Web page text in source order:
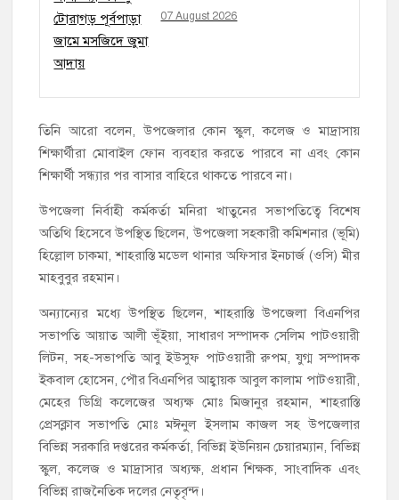
07 August 2026
তিনি আরো বলেন, উপজেলার কোন স্কুল, কলেজ ও মাদ্রাসায়
শিক্ষার্থীরা মোবাইল ফোন ব্যবহার করতে পারবে না এবং কোন
শিক্ষার্থী সন্ধ্যার পর বাসার বাহিরে থাকতে পারবে না।
উপজেলা নির্বাহী কর্মকর্তা মনিরা খাতুনের সভাপতিত্বে বিশেষ
অতিথি হিসেবে উপস্থিত ছিলেন, উপজেলা সহকারী কমিশনার (ভূমি)
হিল্লোল চাকমা, শাহরাস্তি মডেল থানার অফিসার ইনচার্জ (ওসি) মীর
মাহবুবুর রহমান।
অন্যান্যের মধ্যে উপস্থিত ছিলেন, শাহরাস্তি উপজেলা বিএনপির
সভাপতি আয়াত আলী ভূঁইয়া, সাধারণ সম্পাদক সেলিম পাটওয়ারী
লিটন, সহ-সভাপতি আবু ইউসুফ পাটওয়ারী রুপম, যুগ্ম সম্পাদক
ইকবাল হোসেন, পৌর বিএনপির আহ্বায়ক আবুল কালাম পাটওয়ারী,
মেহের ডিগ্রি কলেজের অধ্যক্ষ মোঃ মিজানুর রহমান, শাহরাস্তি
প্রেসক্লাব সভাপতি মোঃ মঈনুল ইসলাম কাজল সহ উপজেলার
বিভিন্ন সরকারি দপ্তরের কর্মকর্তা, বিভিন্ন ইউনিয়ন চেয়ারম্যান, বিভিন্ন
স্কুল, কলেজ ও মাদ্রাসার অধ্যক্ষ, প্রধান শিক্ষক, সাংবাদিক এবং
বিভিন্ন রাজনৈতিক দলের নেতৃবৃন্দ।